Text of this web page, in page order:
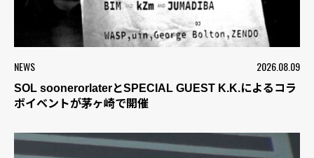
NEWS 2026.08.09
SOL soonerorlaterとSPECIAL GUEST K.K.によるコラ
ボイベントが茅ヶ崎で開催